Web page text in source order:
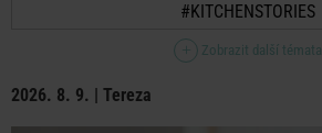
#KITCHENSTORIES
Zobrazit další témata
2026. 8. 9. | Tereza